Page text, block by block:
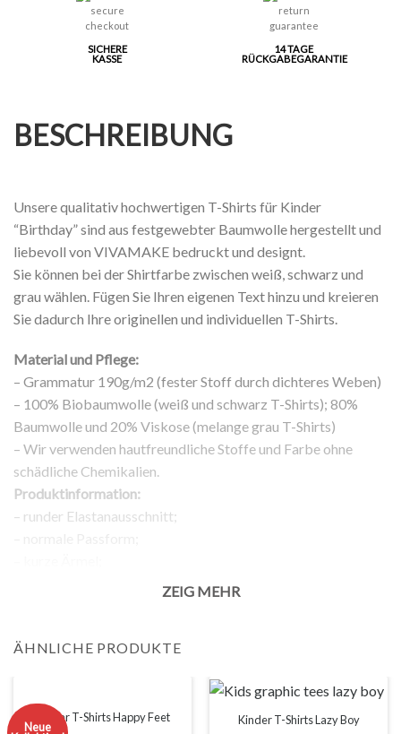
SICHERE
KASSE
14 TAGE
RÜCKGABEGARANTIE
BESCHREIBUNG
Unsere qualitativ hochwertigen T-Shirts für Kinder
“Birthday” sind aus festgewebter Baumwolle hergestellt und
liebevoll von VIVAMAKE bedruckt und designt.
Sie können bei der Shirtfarbe zwischen weiß, schwarz und
grau wählen. Fügen Sie Ihren eigenen Text hinzu und kreieren
Sie dadurch Ihre originellen und individuellen T-Shirts.
Material und Pflege:
– Grammatur 190g/m2 (fester Stoff durch dichteres Weben)
– 100% Biobaumwolle (weiß und schwarz T-Shirts); 80%
Baumwolle und 20% Viskose (melange grau T-Shirts)
– Wir verwenden hautfreundliche Stoffe und Farbe ohne
schädliche Chemikalien.
Produktinformation:
– runder Elastanausschnitt;
– Aufdruck auf der Vorderseite;
Anmerkung:
Bildern der Webseite abweichen. Dies kann verschiedene
Gründe haben, wie zum Beispiel die Helligkeit Ihres
ZEIG MEHR
ÄHNLICHE PRODUKTE
Neue
Kinder T-Shirts Happy Feet Kinder T-Shirts Lazy Boy